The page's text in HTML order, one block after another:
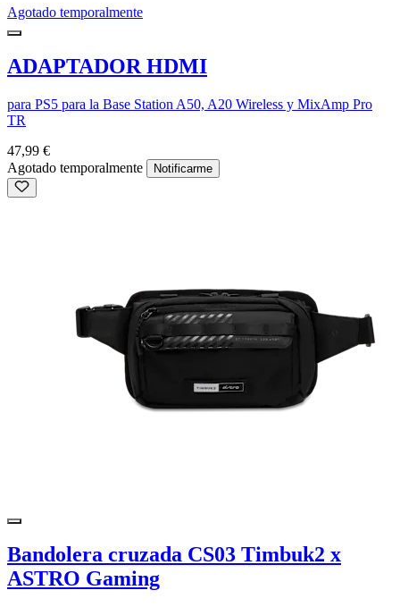
Agotado temporalmente
ADAPTADOR HDMI
para PS5 para la Base Station A50, A20 Wireless y MixAmp Pro
TR
47,99 €
Agotado temporalmente
Notificarme
Bandolera cruzada CS03 Timbuk2 x
ASTRO Gaming